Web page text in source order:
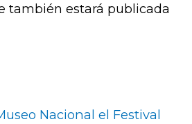
también estará publicada
Nacional el Festival